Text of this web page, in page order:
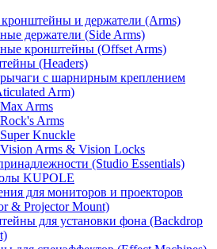
и держатели (Arms)
держатели (Side Arms)
кронштейны (Offset Arms)
(Headers)
с шарнирным креплением
Arm)
Arms
Arms
Knuckle
Arms & Vision Locks
(Studio Essentials)
KUPOLE
для мониторов и проекторов
& Projector Mount)
для установки фона (Backdrop